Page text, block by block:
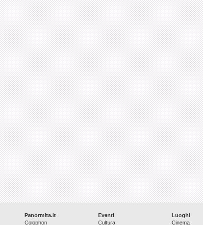
Panormita.it
Colophon
Eventi
Cultura
Luoghi
Cinema